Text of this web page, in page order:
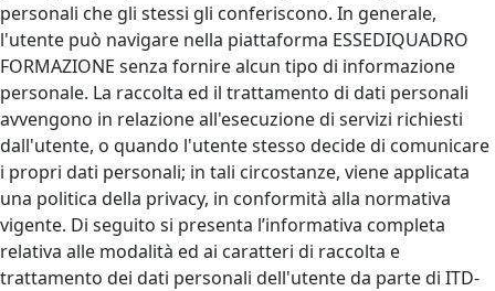
personali che gli stessi gli conferiscono. In generale,
l'utente può navigare nella piattaforma ESSEDIQUADRO
FORMAZIONE senza fornire alcun tipo di informazione
personale. La raccolta ed il trattamento di dati personali
avvengono in relazione all'esecuzione di servizi richiesti
dall'utente, o quando l'utente stesso decide di comunicare
i propri dati personali; in tali circostanze, viene applicata
una politica della privacy, in conformità alla normativa
vigente. Di seguito si presenta l’informativa completa
relativa alle modalità ed ai caratteri di raccolta e
trattamento dei dati personali dell'utente da parte di ITD-